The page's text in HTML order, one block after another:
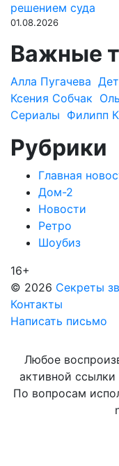
решением суда
01.08.2026
Важные
Алла Пугачева
Ксения Собчак
Сериалы Филипп
Рубрики
Главная
Дом-2
Новости
Ретро
Шоубиз
16+
© 2026 Секреты
Контакты
Написать письмо
Любое
активной
По вопросам